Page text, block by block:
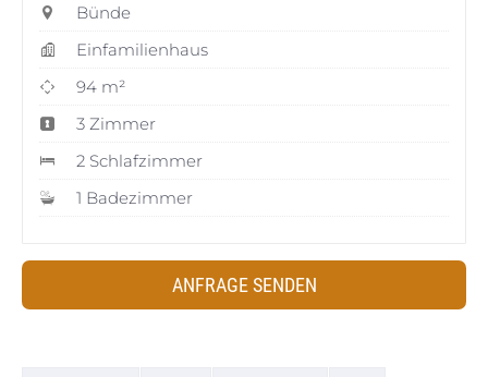
Bünde
Einfamilienhaus
94 m²
3 Zimmer
2 Schlafzimmer
1 Badezimmer
ANFRAGE SENDEN